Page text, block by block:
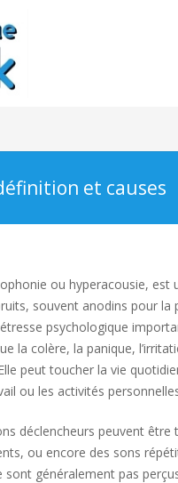
et causes
ou hyperacousie,
souvent anodins pour la
psychologique
la colère, la panique,
peut toucher la vie
ou les activités
déclencheurs peuvent
ou encore des sons
généralement pas